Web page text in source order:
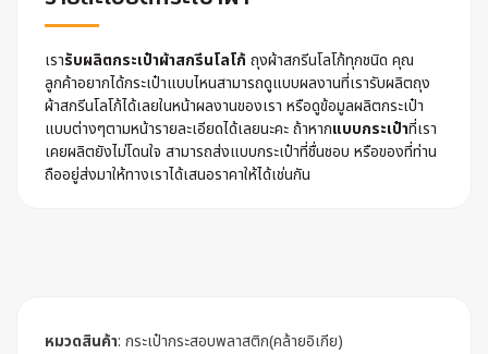
เรารับผลิตกระเป๋าผ้าสกรีนโลโก้ ถุงผ้าสกรีนโลโก้ทุกชนิด คุณ
ลูกค้าอยากได้กระเป๋าแบบไหนสามารถดูแบบผลงานที่เรารับผลิตถุง
ผ้าสกรีนโลโก้ได้เลยในหน้าผลงานของเรา หรือดูข้อมูลผลิตกระเป๋า
แบบต่างๆตามหน้ารายละเอียดได้เลยนะคะ ถ้าหากแบบกระเป๋าที่เรา
เคยผลิตยังไม่โดนใจ สามารถส่งแบบกระเป๋าที่ชื่นชอบ หรือของที่ท่าน
ถืออยู่ส่งมาให้ทางเราได้เสนอราคาให้ได้เช่นกัน
หมวดสินค้า: กระเป๋ากระสอบพลาสติก(คล้ายอิเกีย)